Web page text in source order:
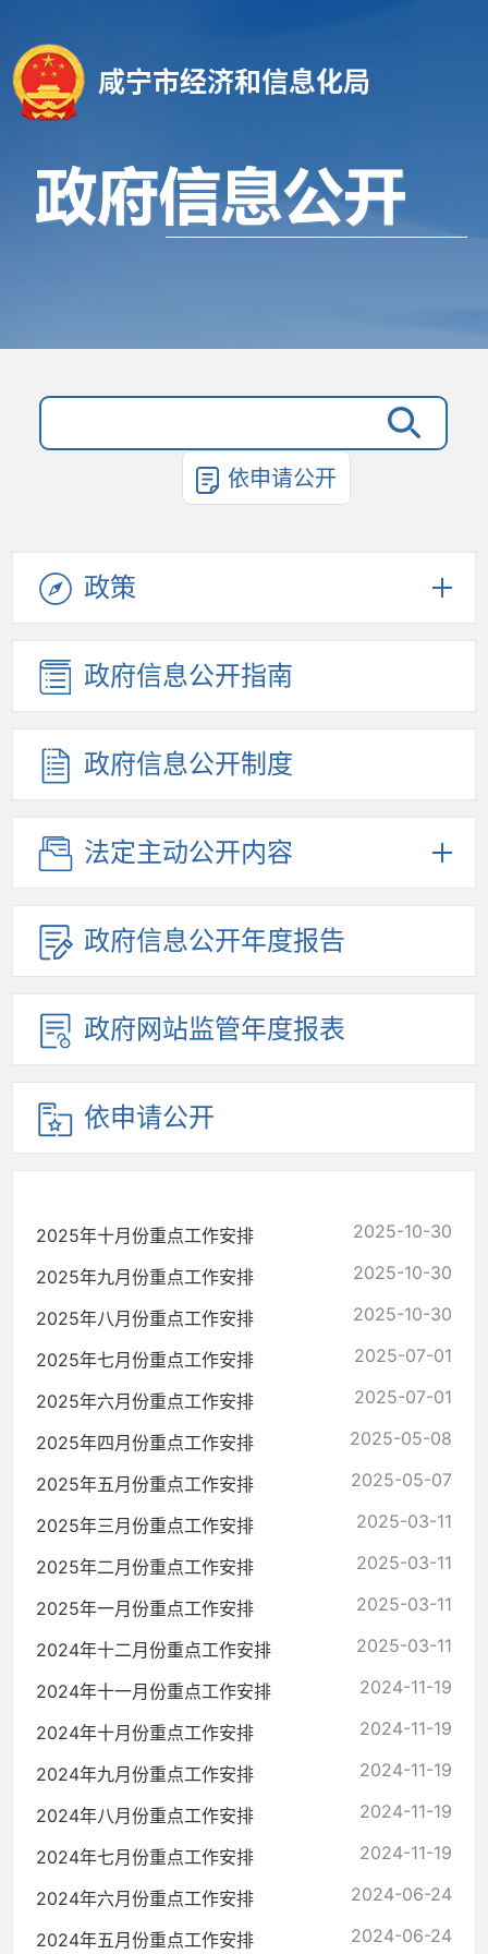
咸宁市经济和信息化局
依申请公开
政策
政府信息公开指南
政府信息公开制度
法定主动公开内容
政府信息公开年度报告
政府网站监管年度报表
依申请公开
2025年十月份重点工作安排 2025-10-30
2025年九月份重点工作安排 2025-10-30
2025年八月份重点工作安排 2025-10-30
2025年七月份重点工作安排 2025-07-01
2025年六月份重点工作安排 2025-07-01
2025年四月份重点工作安排 2025-05-08
2025年五月份重点工作安排 2025-05-07
2025年三月份重点工作安排 2025-03-11
2025年二月份重点工作安排 2025-03-11
2025年一月份重点工作安排 2025-03-11
2024年十二月份重点工作安排 2025-03-11
2024年十一月份重点工作安排 2024-11-19
2024年十月份重点工作安排 2024-11-19
2024年九月份重点工作安排 2024-11-19
2024年八月份重点工作安排 2024-11-19
2024年七月份重点工作安排 2024-11-19
2024年六月份重点工作安排 2024-06-24
2024年五月份重点工作安排 2024-06-24